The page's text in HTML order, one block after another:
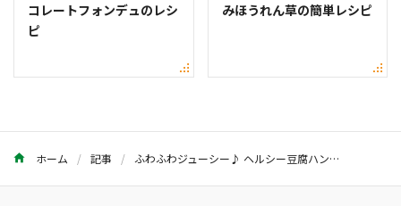
コレートフォンデュのレシ
ピ
みほうれん草の簡単レシピ
ホーム 記事 ふわふわジューシー♪ ヘルシー豆腐ハンバーグのつくり方・レシピ